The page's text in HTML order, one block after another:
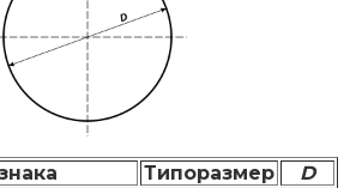
Типоразмер
D